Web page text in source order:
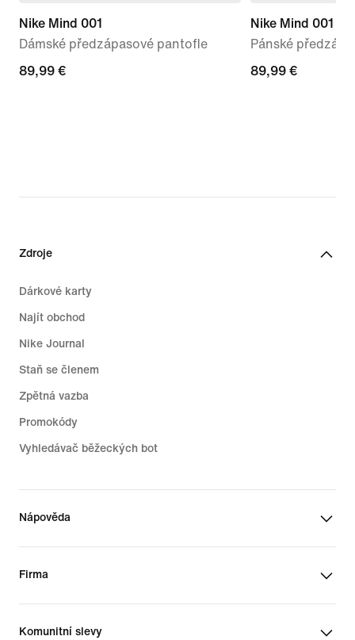
Nike Mind 001
Dámské předzápasové pantofle
89,99 €
89,99 €
Nike Mind 001
Pánské
89,99 €
89,99 €
Zdroje
Dárkové karty
Najít obchod
Nike Journal
Staň se členem
Zpětná vazba
Promokódy
Vyhledávač běžeckých bot
Nápověda
Firma
Komunitní slevy